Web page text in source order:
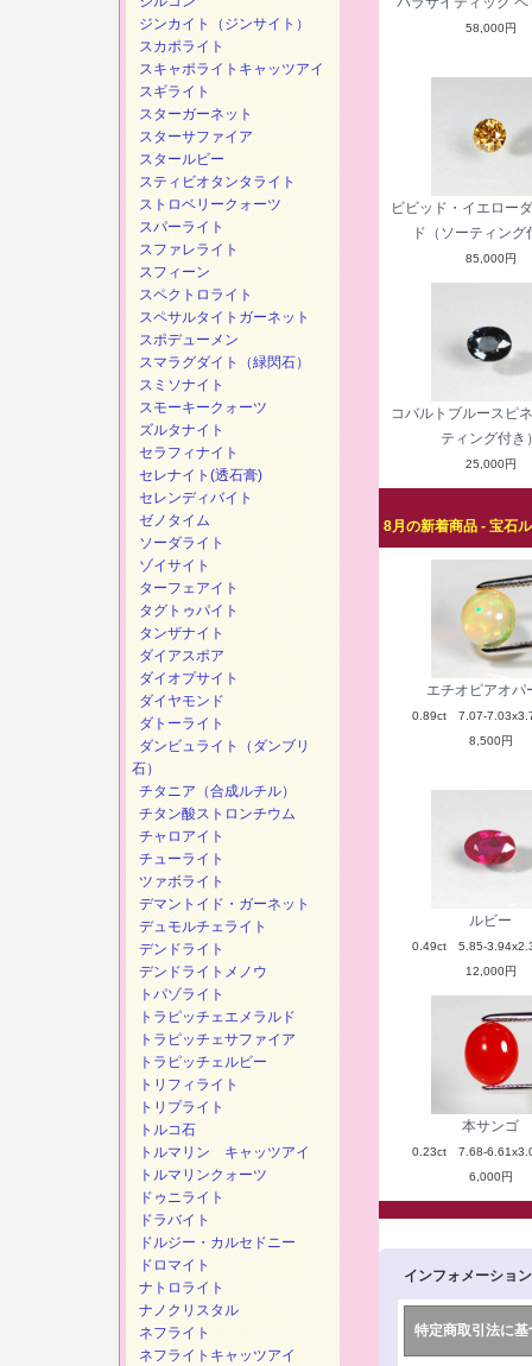
58,000円
ビビッド・イエロー
ド（ソーティング
85,000円
コバルトブルースピ
ティング付き
25,000円
8月の新着商品 - 宝石
エチオピアオパ
0.89ct 7.07-
8,500円
ルビー
0.49ct 5.85-
12,000円
本サンゴ
0.23ct 7.68-
6,000円
インフォメーション
特定商取引法に基
ジンカイト（ジンサイト）
スカポライト
スキャポライトキャッツアイ
スギライト
スターガーネット
スターサファイア
スタールビー
スティビオタンタライト
ストロベリークォーツ
スパーライト
スファレライト
スフィーン
スペクトロライト
スペサルタイトガーネット
スポデューメン
スマラグダイト（緑閃石）
スミソナイト
スモーキークォーツ
ズルタナイト
セラフィナイト
セレナイト(透石膏)
セレンディバイト
ゼノタイム
ソーダライト
ゾイサイト
ターフェアイト
タグトゥパイト
タンザナイト
ダイアスポア
ダイオプサイト
ダイヤモンド
ダトーライト
ダンビュライト（ダンブリ
石）
チタニア（合成ルチル）
チタン酸ストロンチウム
チャロアイト
チューライト
ツァボライト
デマントイド・ガーネット
デュモルチェライト
デンドライト
デンドライトメノウ
トパゾライト
トラピッチェエメラルド
トラピッチェサファイア
トラピッチェルビー
トリフィライト
トリプライト
トルコ石
トルマリン キャッツアイ
トルマリンクォーツ
ドゥニライト
ドラバイト
ドルジー・カルセドニー
ドロマイト
ナトロライト
ナノクリスタル
ネフライト
ネフライトキャッツアイ